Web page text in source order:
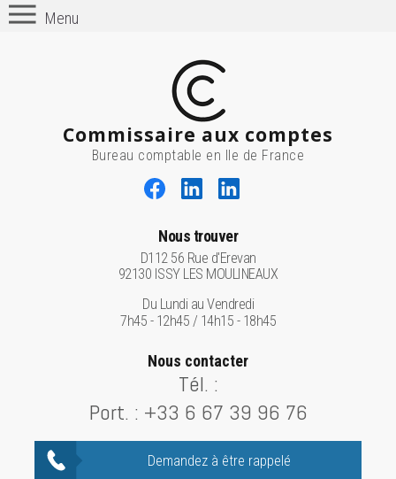
Menu
Commissaire aux comptes
Bureau comptable en Ile de France
Nous trouver
D112 56 Rue d'Erevan
92130 ISSY LES MOULINEAUX
Du Lundi au Vendredi
7h45 - 12h45 / 14h15 - 18h45
Nous contacter
Tél. :
Port. : +33 6 67 39 96 76
Demandez à être rappelé